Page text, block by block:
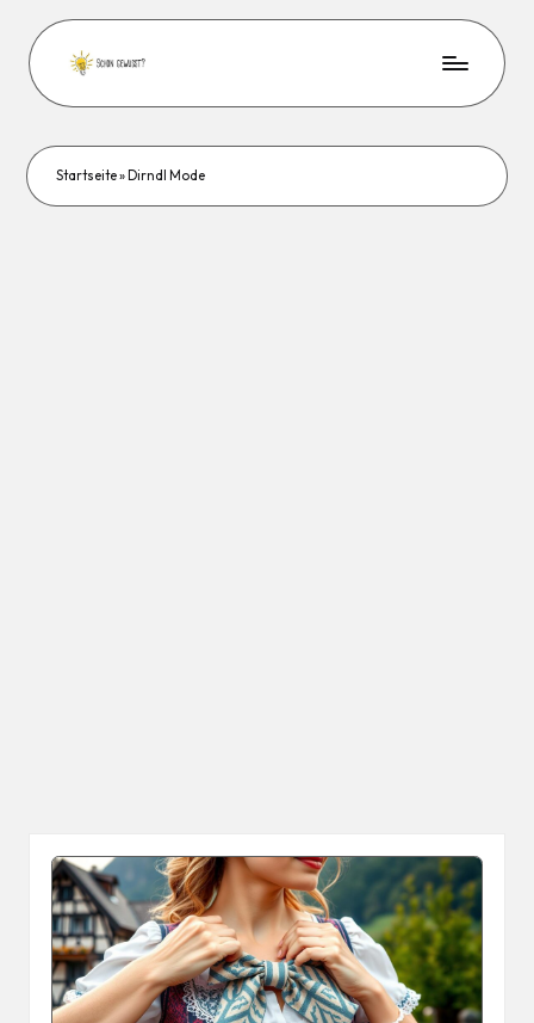
Startseite» Dirndl Mode